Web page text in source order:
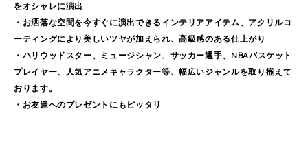
をオシャレに演出
・お洒落な空間を今すぐに演出できるインテリアアイテム、アクリルコ
ーティングにより美しいツヤが加えられ、高級感のある仕上がり
・ハリウッドスター、ミュージシャン、サッカー選手、NBAバスケット
プレイヤー、人気アニメキャラクター等、幅広いジャンルを取り揃えて
おります。
・お友達へのプレゼントにもピッタリ